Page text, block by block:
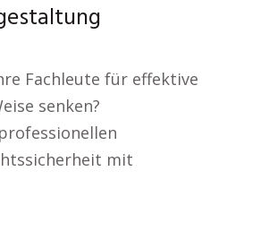
Fachleute für effektive
senken?
mit